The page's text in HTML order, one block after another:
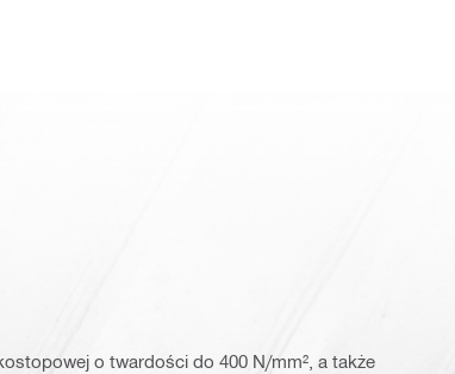
o twardości do 400 N/mm², a także